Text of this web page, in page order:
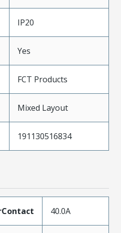
IP20
Yes
FCT Products
Mixed Layout
191130516834
40.0A